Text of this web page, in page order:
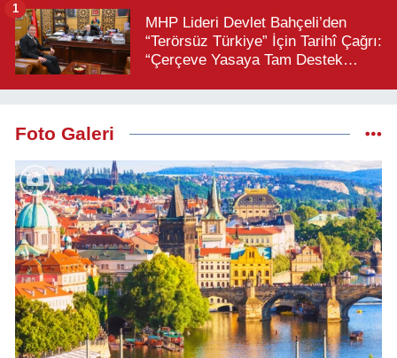
MHP Lideri Devlet Bahçeli’den
“Terörsüz Türkiye” İçin Tarihî Çağrı:
“Çerçeve Yasaya Tam Destek
1
Foto Galeri